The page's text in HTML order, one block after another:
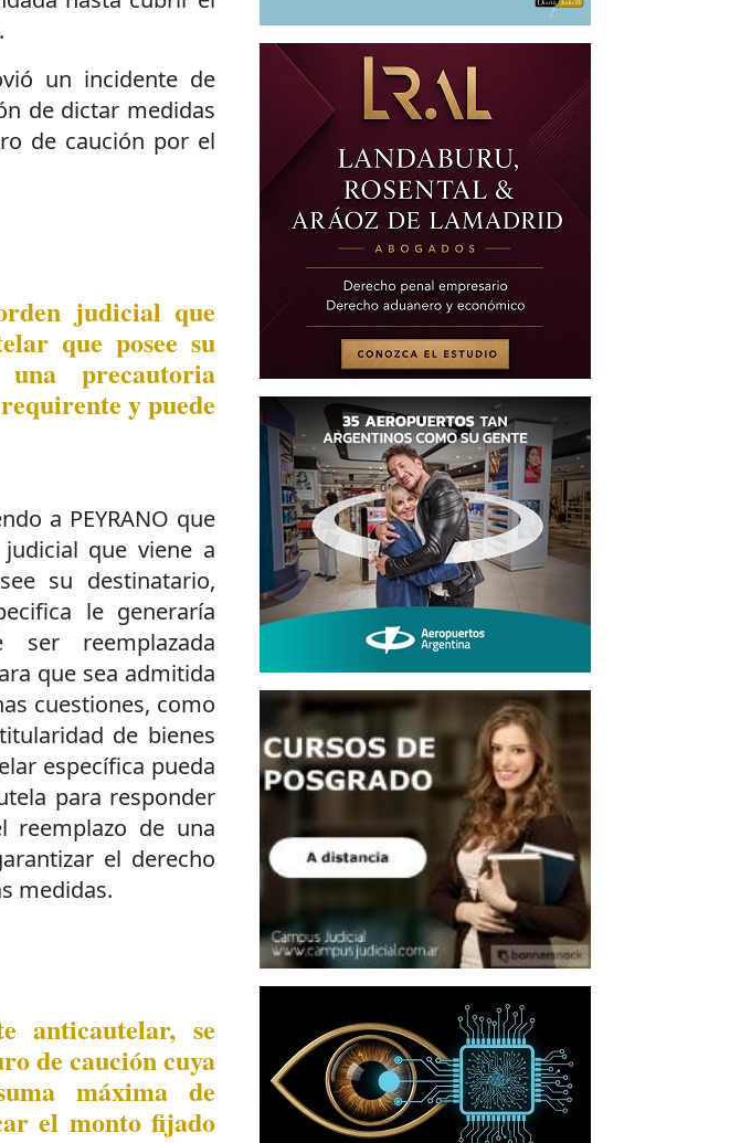
un incidente de
de dictar medidas
de caución por el
judicial que
que posee su
precautoria
y puede
a PEYRANO que
que viene a
su destinatario,
le generaría
reemplazada
que sea admitida
cuestiones, como
de bienes
específica pueda
para responder
reemplazo de una
el derecho
medidas.
anticautelar, se
de caución cuya
máxima de
el monto fijado